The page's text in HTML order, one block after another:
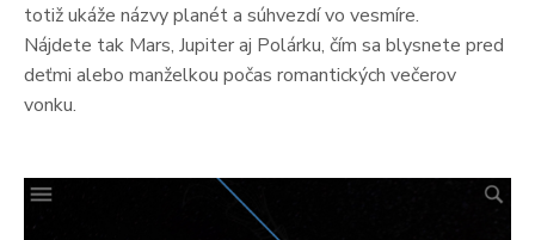
totiž ukáže názvy planét a súhvezdí vo vesmíre.
Nájdete tak Mars, Jupiter aj Polárku, čím sa blysnete pred
deťmi alebo manželkou počas romantických večerov
vonku.